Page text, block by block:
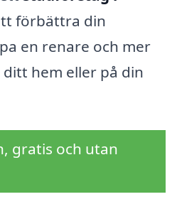
förbättra din
en renare och mer
hem eller på din
gratis och utan